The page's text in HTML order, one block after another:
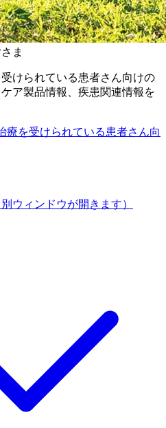
ま
けられている患者さん向けの
ア製品情報、疾患関連情報を
療を受けられている患者さん向
別ウィンドウが開きます）